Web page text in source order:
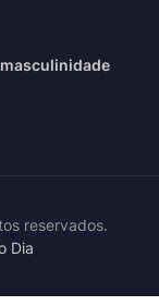
reservados.
Dia